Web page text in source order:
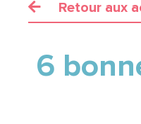
Retour aux
6